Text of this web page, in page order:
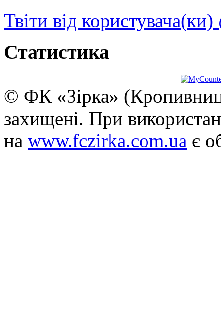
Твіти від
Статистика
© ФК «Зірка»
захищені. При
на www.fczirka.com.ua є